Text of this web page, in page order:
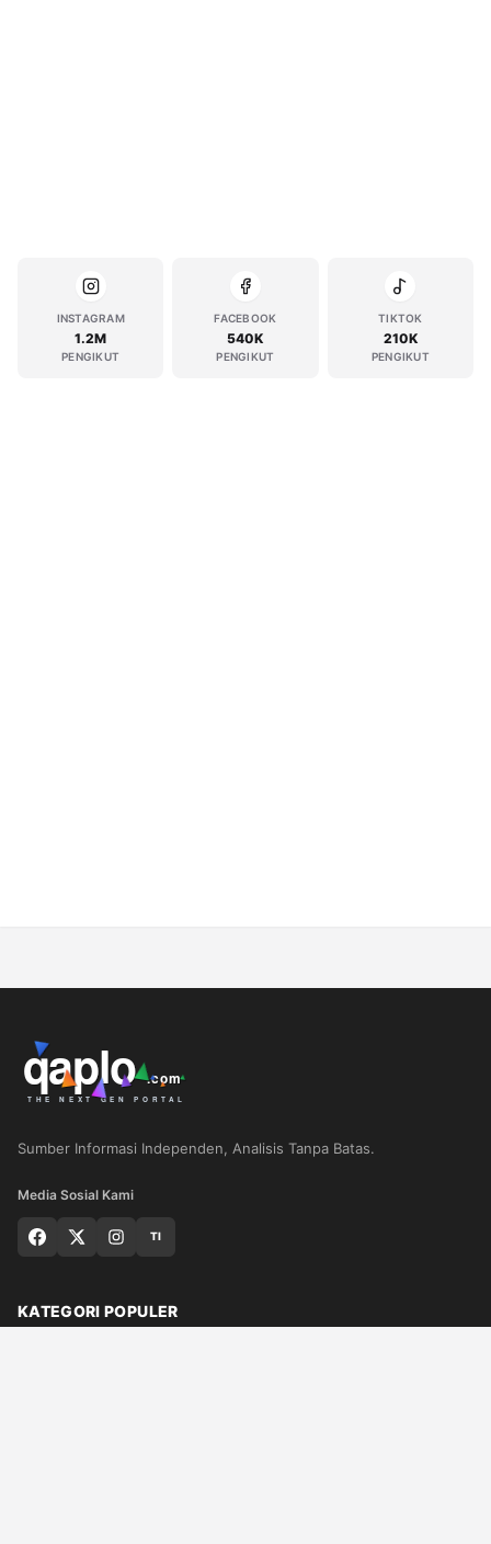
INSTAGRAM
1.2M
PENGIKUT
FACEBOOK
540K
PENGIKUT
TIKTOK
210K
PENGIKUT
Sumber Informasi Independen, Analisis Tanpa Batas.
Media Sosial Kami
TI
KATEGORI POPULER